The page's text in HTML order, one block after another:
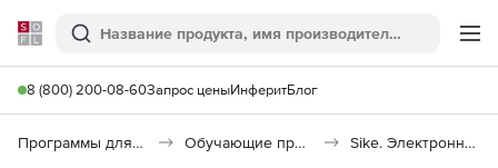
Softline
Поиск
8 (800) 200-08-60Запрос ценыИнферитБлог
Программы для образования и науки Обучающие программы Sike. Электронный курс «Электрические двигатели»